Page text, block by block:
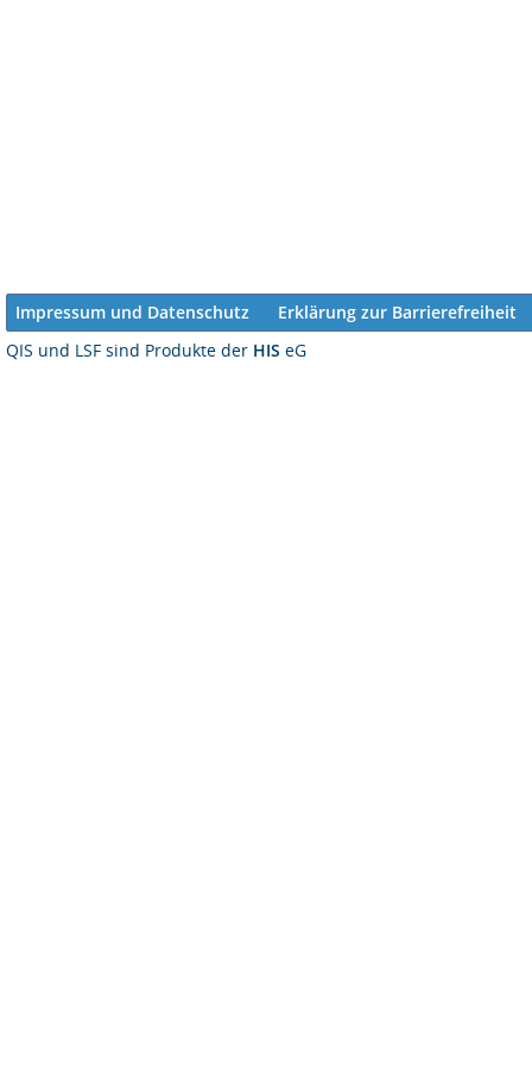
Impressum und Datenschutz
Erklärung zur Barrierefreiheit
QIS und LSF sind Produkte der HIS eG